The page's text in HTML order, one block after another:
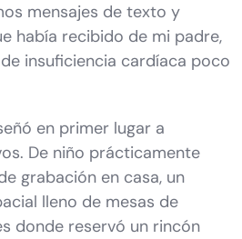
mensajes de texto y
había recibido de mi padre,
insuficiencia cardíaca poco
en primer lugar a
De niño prácticamente
grabación en casa, un
lleno de mesas de
donde reservó un rincón